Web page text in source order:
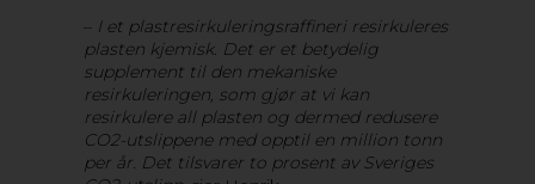
– I et plastresirkuleringsraffineri resirkuleres
plasten kjemisk. Det er et betydelig
supplement til den mekaniske
resirkuleringen, som gjør at vi kan
resirkulere all plasten og dermed redusere
CO2-utslippene med opptil en million tonn
per år. Det tilsvarer to prosent av Sveriges